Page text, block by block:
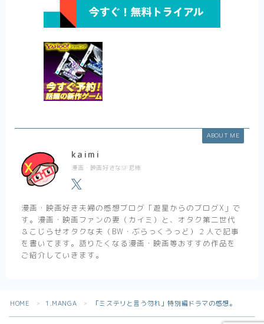
ABOUT ME
kaimi
漫画・映画好きなSF泥棒
漫画・映画好き夫婦の感想ブログ「遊星からのブログX」で
す。漫画・映画ファンの妻（カイミ）と、オタク第二世代
＆こじらせオタクな夫（BW・ぶらっくうっど）２人で記事
を書いてます。語りたくなる漫画・映画等おすすめ作品を
ご紹介していきます。
HOME ＞ 1.MANGA ＞ 「ミステリと言う勿れ」特別編ドラマの感想。